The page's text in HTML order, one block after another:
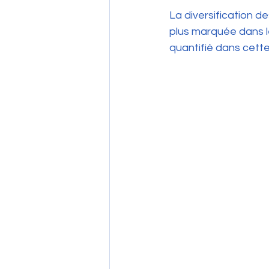
La diversification
plus marquée dans
quantifié dans